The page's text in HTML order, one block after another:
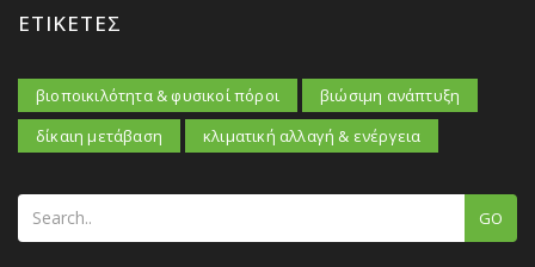
ΕΤΙΚΈΤΕΣ
βιοποικιλότητα & φυσικοί πόροι
βιώσιμη ανάπτυξη
δίκαιη μετάβαση
κλιματική αλλαγή & ενέργεια
GO